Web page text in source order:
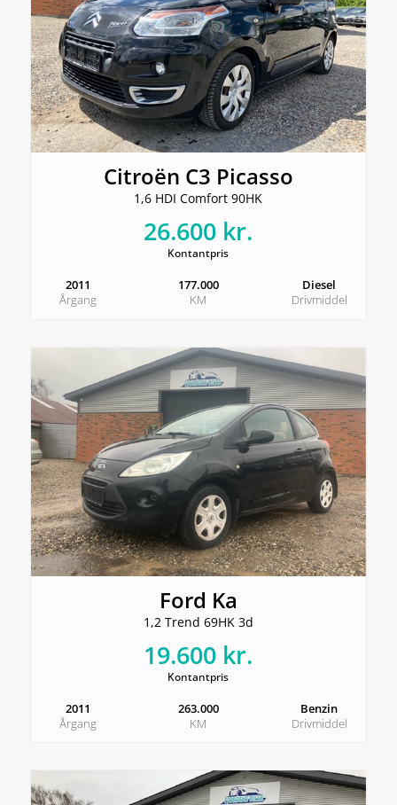
Citroën C3 Picasso
1,6 HDI Comfort 90HK
26.600 kr.
Kontantpris
2011
Årgang
177.000
KM
Diesel
Drivmiddel
Ford Ka
1,2 Trend 69HK 3d
19.600 kr.
Kontantpris
2011
Årgang
263.000
KM
Benzin
Drivmiddel